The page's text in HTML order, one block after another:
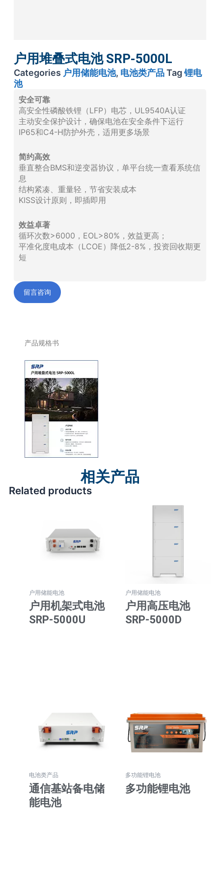
户用堆叠式电池 SRP-5000L
Categories 户用储能电池, 电池类产品Tag 锂电
池
安全可靠
高安全性磷酸铁锂（LFP）电芯，UL9540A认证
主动安全保护设计，确保电池在安全条件下运行
IP65和C4-H防护外壳，适用更多场景
简约高效
垂直整合BMS和逆变器协议，单平台统一查看系统信
息
结构紧凑、重量轻，节省安装成本
KISS设计原则，即插即用
效益卓著
循环次数>6000，EOL>80%，效益更高；
平准化度电成本（LCOE）降低2-8%，投资回收期更
短
留言咨询
产品规格书
相关产品
Related products
户用储能电池
户用机架式电池
SRP-5000U
户用储能电池
户用高压电池
SRP-5000D
电池类产品
通信基站备电储
能电池
多功能锂电池
多功能锂电池